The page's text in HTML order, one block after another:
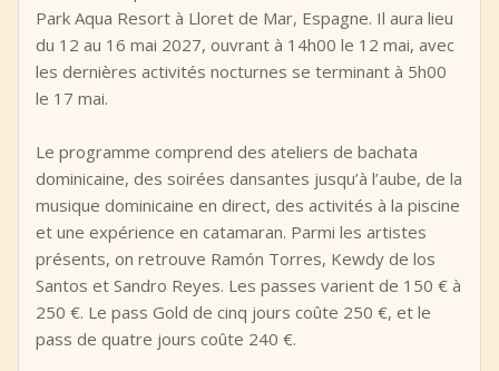
Park Aqua Resort à Lloret de Mar, Espagne. Il aura lieu
du 12 au 16 mai 2027, ouvrant à 14h00 le 12 mai, avec
les dernières activités nocturnes se terminant à 5h00
le 17 mai.
Le programme comprend des ateliers de bachata
dominicaine, des soirées dansantes jusqu’à l’aube, de la
musique dominicaine en direct, des activités à la piscine
et une expérience en catamaran. Parmi les artistes
présents, on retrouve Ramón Torres, Kewdy de los
Santos et Sandro Reyes. Les passes varient de 150 € à
250 €. Le pass Gold de cinq jours coûte 250 €, et le
pass de quatre jours coûte 240 €.